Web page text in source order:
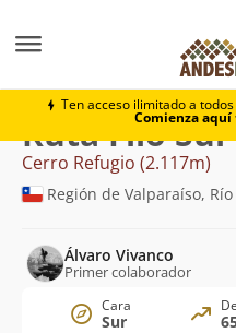
Ten acceso ilimitado a
Comienza
Cerro
Ruta Filo Sur
Cerro Refugio (2.117m)
Región de Valparaíso, Río
Álvaro Vivanco
Primer colaborador
Cara
Sur